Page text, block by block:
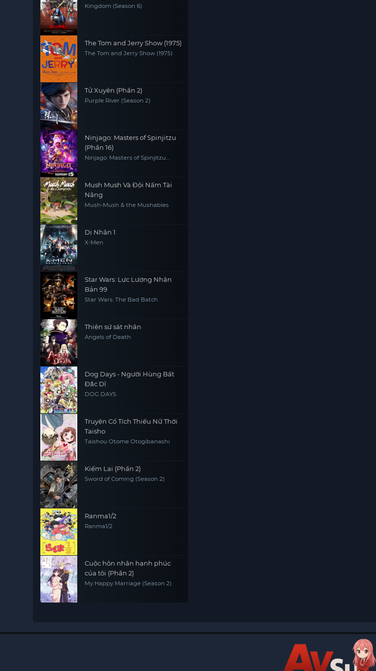
Kingdom (Season 6)
The Tom and Jerry Show (1975)
The Tom and Jerry Show (1975)
Tử Xuyên (Phần 2)
Purple River (Season 2)
Ninjago: Masters of Spinjitzu
(Phần 16)
Ninjago: Masters of Spinjitzu
Mush Mush Và Đội Nấm Tài
Năng
Mush-Mush & the Mushables
Dị Nhân 1
X-Men
Star Wars: Lực Lượng Nhân
Bản 99
Star Wars: The Bad Batch
Thiên sứ sát nhân
Angels of Death
Dog Days - Người Hùng Bất
Đắc Dĩ
DOG DAYS
Truyện Cổ Tích Thiếu Nữ Thời
Taisho
Taishou Otome Otogibanashi
Kiếm Lai (Phần 2)
Sword of Coming (Season 2)
Ranma1/2
Ranma1/2
Cuộc hôn nhân hạnh phúc
của tôi (Phần 2)
My Happy Marriage (Season 2)